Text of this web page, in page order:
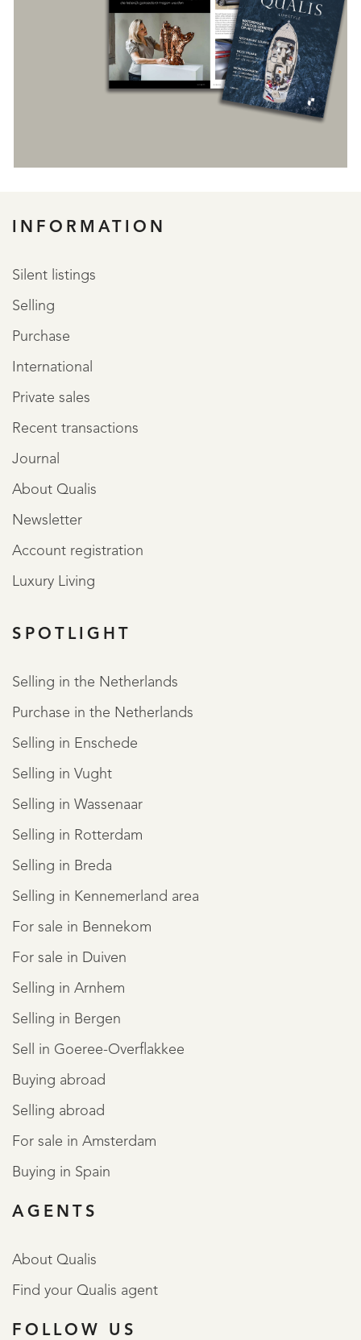
INFORMATION
Silent listings
Selling
Purchase
International
Private sales
Recent transactions
Journal
About Qualis
Newsletter
Account registration
Luxury Living
SPOTLIGHT
Selling in the Netherlands
Purchase in the Netherlands
Selling in Enschede
Selling in Vught
Selling in Wassenaar
Selling in Rotterdam
Selling in Breda
Selling in Kennemerland area
For sale in Bennekom
For sale in Duiven
Selling in Arnhem
Selling in Bergen
Sell in Goeree-Overflakkee
Buying abroad
Selling abroad
For sale in Amsterdam
Buying in Spain
AGENTS
About Qualis
Find your Qualis agent
FOLLOW US
REGISTER